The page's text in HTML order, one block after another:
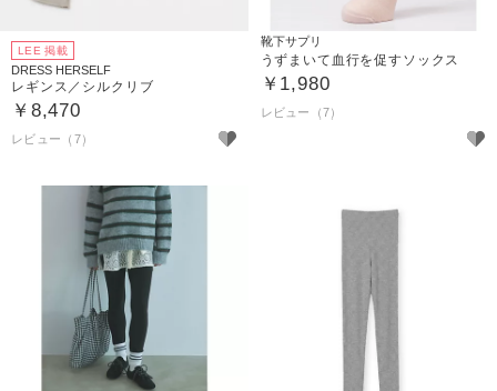
LEE 掲載
DRESS HERSELF
レギンス／シルクリブ
￥8,470
レビュー（7）
靴下サプリ
うずまいて血行を促すソックス
￥1,980
レビュー（7）